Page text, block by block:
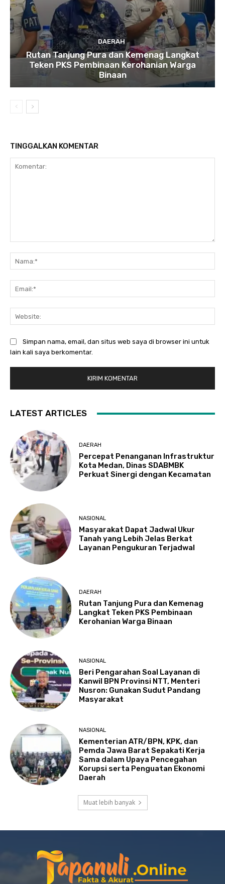
DAERAH
Rutan Tanjung Pura dan Kemenag Langkat
Teken PKS Pembinaan Kerohanian Warga
Binaan
TINGGALKAN KOMENTAR
Simpan nama, email, dan situs web saya di browser ini untuk
lain kali saya berkomentar.
LATEST ARTICLES
DAERAH
Percepat Penanganan Infrastruktur
Kota Medan, Dinas SDABMBK
Perkuat Sinergi dengan Kecamatan
NASIONAL
Masyarakat Dapat Jadwal Ukur
Tanah yang Lebih Jelas Berkat
Layanan Pengukuran Terjadwal
DAERAH
Rutan Tanjung Pura dan Kemenag
Langkat Teken PKS Pembinaan
Kerohanian Warga Binaan
NASIONAL
Beri Pengarahan Soal Layanan di
Kanwil BPN Provinsi NTT, Menteri
Nusron: Gunakan Sudut Pandang
Masyarakat
NASIONAL
Kementerian ATR/BPN, KPK, dan
Pemda Jawa Barat Sepakati Kerja
Sama dalam Upaya Pencegahan
Korupsi serta Penguatan Ekonomi
Daerah
Muat lebih banyak